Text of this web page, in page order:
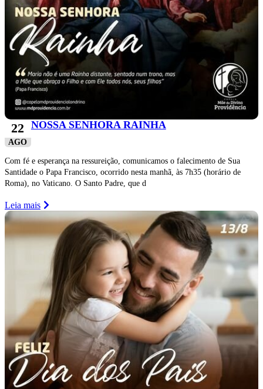
22
AGO
NOSSA SENHORA RAINHA
Com fé e esperança na ressureição, comunicamos o falecimento de Sua
Santidade o Papa Francisco, ocorrido nesta manhã, às 7h35 (horário de
Roma), no Vaticano. O Santo Padre, que d
Leia mais